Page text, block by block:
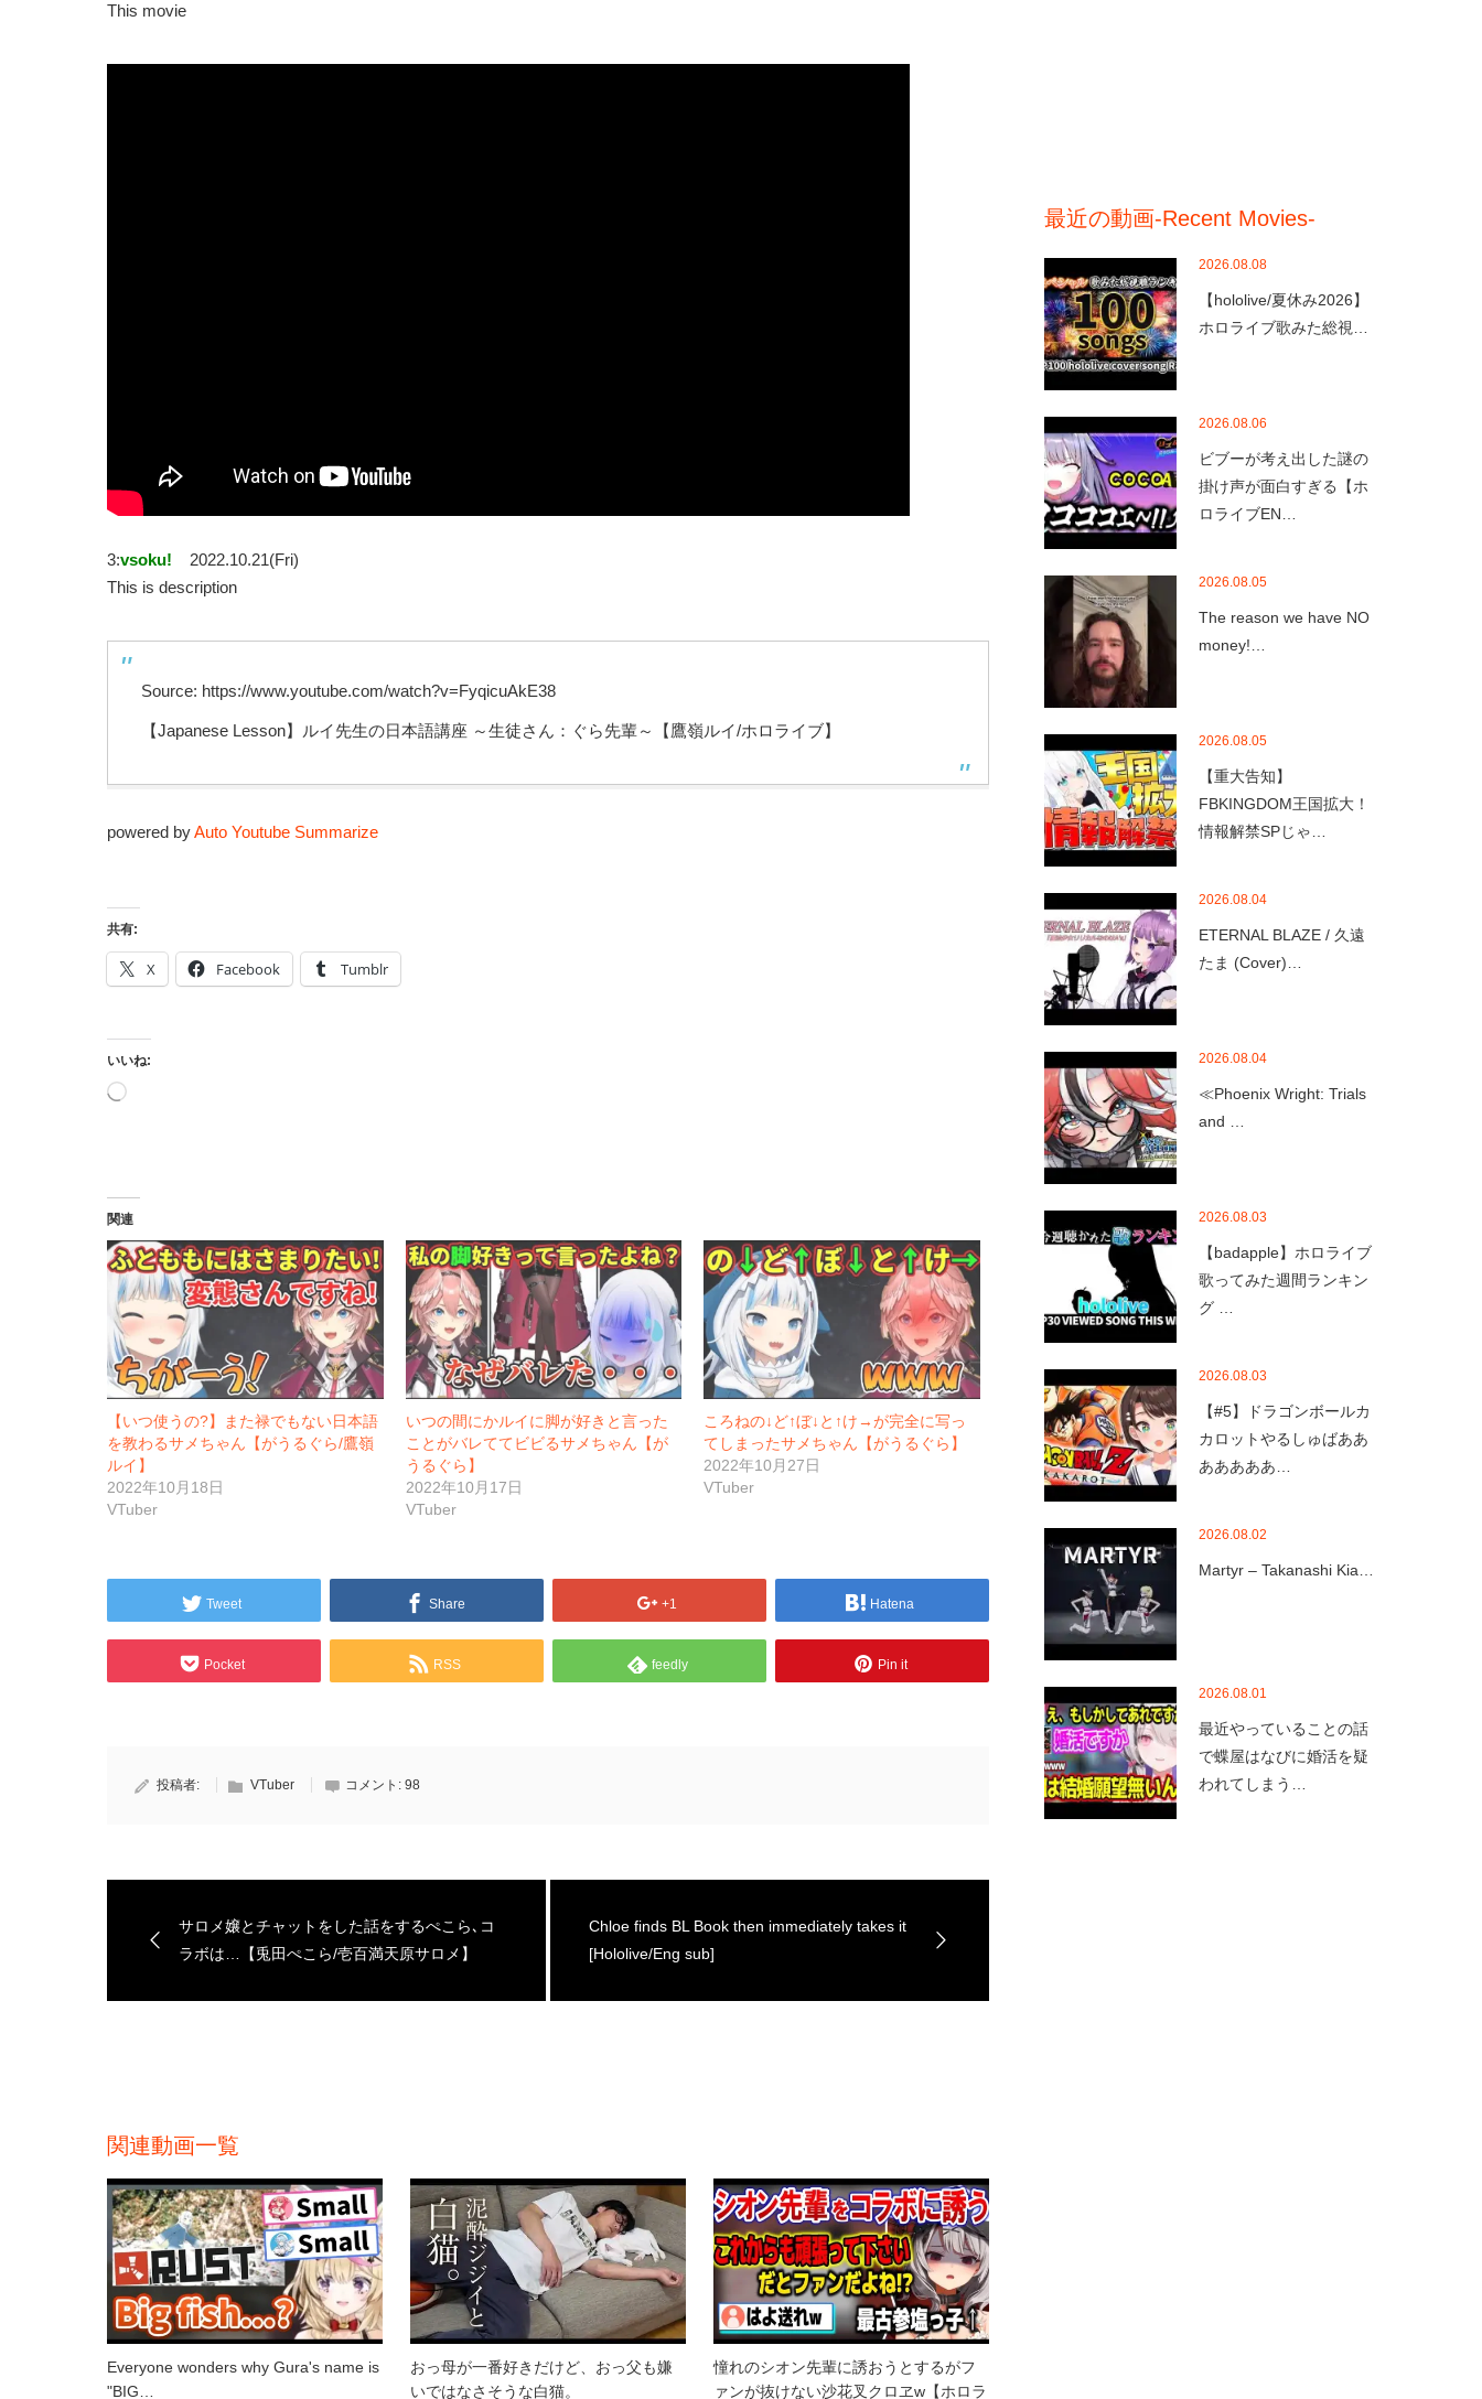
This movie
3:vsoku!
2022.10.21(Fri)
This is description
Source: https://www.youtube.com/watch?v=FyqicuAkE38
【Japanese Lesson】ルイ先生の日本語講座 ～生徒さん：ぐら先輩～【鷹嶺ルイ/ホロライブ】
powered byAuto Youtube Summarize
共有:
X Facebook Tumblr
いいね:
読
関連
【いつ使うの?】また禄でもない日本語
を教わるサメちゃん【がうるぐら/鷹嶺
ルイ】
2022年10月18日
VTuber
いつの間にかルイに脚が好きと言った
ことがバレててビビるサメちゃん【が
うるぐら】
2022年10月17日
VTuber
ころねの↓ど↑ぼ↓と↑け→が完全に写っ
てしまったサメちゃん【がうるぐら】
2022年10月27日
VTuber
Tweet Share +1 Hatena
Pocket RSS feedly Pin it
投稿者: VTuber コメント: 98
サロメ嬢とチャットをした話をするぺこら､コ
ラボは…【兎田ぺこら/壱百満天原サロメ】
Chloe finds BL Book then immediately takes it
[Hololive/Eng sub]
関連動画一覧
Everyone wonders why Gura's name is
"BIG…
おっ母が一番好きだけど、おっ父も嫌
いではなさそうな白猫。
憧れのシオン先輩に誘おうとするがフ
ァンが抜けない沙花叉クロヱw【ホロラ
最近の動画-Recent Movies-
2026.08.08
【hololive/夏休み2026】
ホロライブ歌みた総視…
2026.08.06
ビブーが考え出した謎の
掛け声が面白すぎる【ホ
ロライブEN…
2026.08.05
The reason we have NO
money!…
2026.08.05
【重大告知】
FBKINGDOM王国拡大！
情報解禁SPじゃ…
2026.08.04
ETERNAL BLAZE / 久遠
たま (Cover)…
2026.08.04
≪Phoenix Wright: Trials
and …
2026.08.03
【badapple】ホロライブ
歌ってみた週間ランキン
グ …
2026.08.03
【#5】ドラゴンボールカ
カロットやるしゅばああ
あああああ…
2026.08.02
Martyr – Takanashi Kia…
2026.08.01
最近やっていることの話
で蝶屋はなびに婚活を疑
われてしまう…